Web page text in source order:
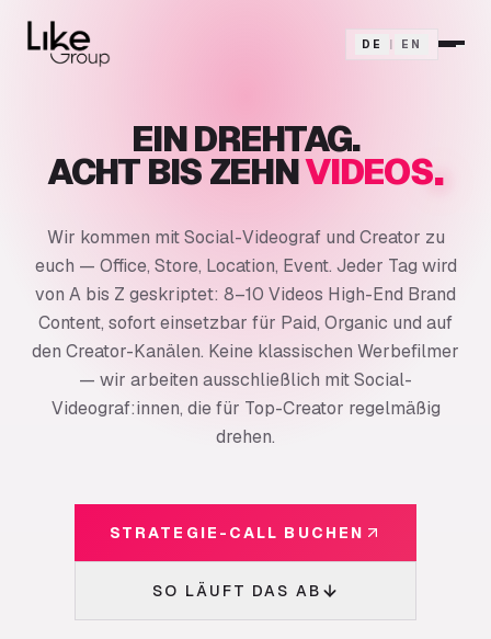
DE | EN
EIN DREHTAG.
ACHT BIS ZEHNVIDEOS.
Wir kommen mit Social-Videograf und Creator zu
euch — Office, Store, Location, Event. Jeder Tag wird
von A bis Z geskriptet: 8–10 Videos High-End Brand
Content, sofort einsetzbar für Paid, Organic und auf
den Creator-Kanälen. Keine klassischen Werbefilmer
— wir arbeiten ausschließlich mit Social-
Videograf:innen, die für Top-Creator regelmäßig
drehen.
STRATEGIE-CALL BUCHEN
SO LÄUFT DAS AB